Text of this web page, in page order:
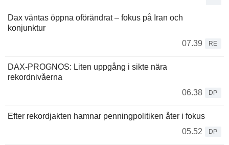
Dax väntas öppna oförändrat – fokus på Iran och
konjunktur
07.39
RE
DAX-PROGNOS: Liten uppgång i sikte nära
rekordnivåerna
06.38
DP
Efter rekordjakten hamnar penningpolitiken åter i fokus
05.52
DP